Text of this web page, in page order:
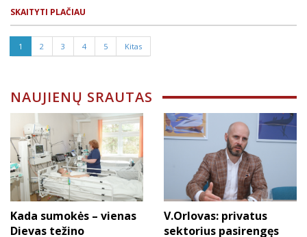
SKAITYTI PLAČIAU
1 2 3 4 5 Kitas
NAUJIENŲ SRAUTAS
Kada sumokės – vienas
Dievas težino
V.Orlovas: privatus
sektorius pasirengęs